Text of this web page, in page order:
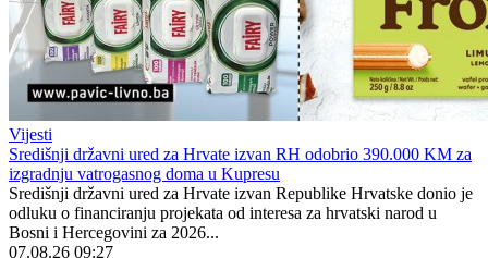
Vijesti
Središnji državni ured za Hrvate izvan RH odobrio 390.000 KM za
izgradnju vatrogasnog doma u Kupresu
Središnji državni ured za Hrvate izvan Republike Hrvatske donio je
odluku o financiranju projekata od interesa za hrvatski narod u
Bosni i Hercegovini za 2026...
07.08.26 09:27